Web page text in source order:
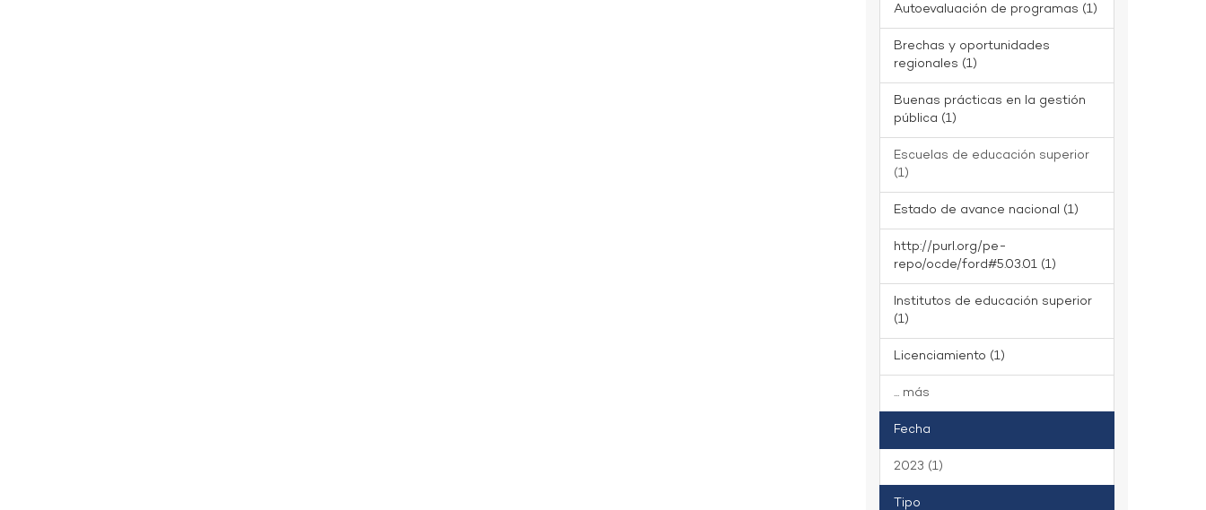
Autoevaluación de programas (1)
Brechas y oportunidades
regionales (1)
Buenas prácticas en la gestión
pública (1)
Escuelas de educación superior
(1)
Estado de avance nacional (1)
http://purl.org/pe-
repo/ocde/ford#5.03.01 (1)
Institutos de educación superior
(1)
Licenciamiento (1)
... más
Fecha
2023 (1)
Tipo